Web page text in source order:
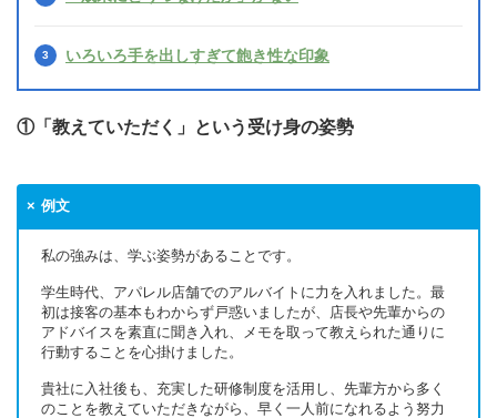
いろいろ手を出しすぎて飽き性な印象
①「教えていただく」という受け身の姿勢
例文
私の強みは、学ぶ姿勢があることです。
学生時代、アパレル店舗でのアルバイトに力を入れました。最
初は接客の基本もわからず戸惑いましたが、店長や先輩からの
アドバイスを素直に聞き入れ、メモを取って教えられた通りに
行動することを心掛けました。
貴社に入社後も、充実した研修制度を活用し、先輩方から多く
のことを教えていただきながら、早く一人前になれるよう努力